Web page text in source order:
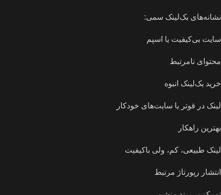
نشانه‌های بک‌لینک سمی:
سایت بی‌کیفیت یا اسپم
محتوای نامرتبط
خرید بک‌لینک انبوه
لینک در فوتر یا سایت‌های خودکار
بهترین راهکار
لینک طبیعی، کم، ولی باکیفیت
انتشار رپورتاژ مرتبط